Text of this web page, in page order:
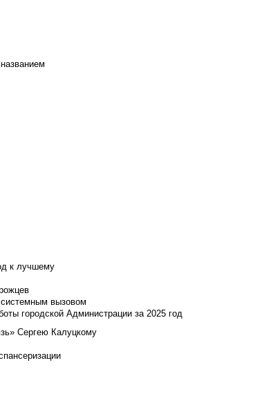
к лучшему
вызовом
городской Администрации за 2025 год
Сергею Калуцкому